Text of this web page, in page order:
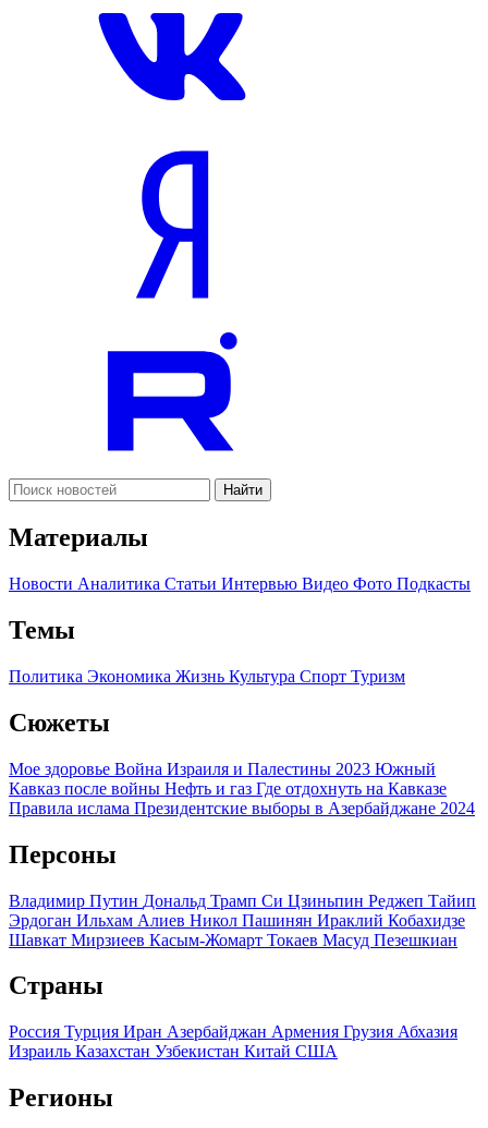
Найти
Материалы
Новости Аналитика Статьи Интервью Видео Фото Подкасты
Темы
Политика Экономика Жизнь Культура Спорт Туризм
Сюжеты
Мое здоровье Война Израиля и Палестины 2023 Южный
Кавказ после войны Нефть и газ Где отдохнуть на Кавказе
Правила ислама Президентские выборы в Азербайджане 2024
Персоны
Владимир Путин Дональд Трамп Си Цзиньпин Реджеп Тайип
Эрдоган Ильхам Алиев Никол Пашинян Ираклий Кобахидзе
Шавкат Мирзиеев Касым-Жомарт Токаев Масуд Пезешкиан
Страны
Россия Турция Иран Азербайджан Армения Грузия Абхазия
Израиль Казахстан Узбекистан Китай США
Регионы